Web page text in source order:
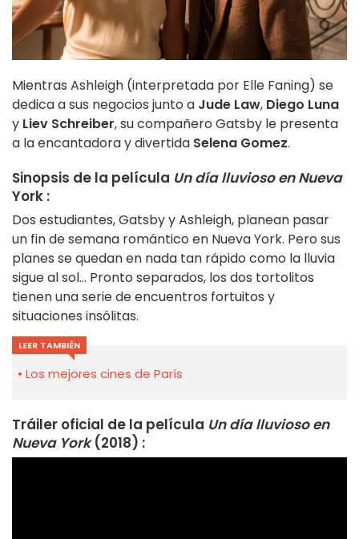
Mientras Ashleigh (interpretada por Elle Faning) se
dedica a sus negocios junto a Jude Law, Diego Luna
y Liev Schreiber, su compañero Gatsby le presenta
a la encantadora y divertida Selena Gomez.
Sinopsis de la película Un día lluvioso en Nueva
York :
Dos estudiantes, Gatsby y Ashleigh, planean pasar
un fin de semana romántico en Nueva York. Pero sus
planes se quedan en nada tan rápido como la lluvia
sigue al sol... Pronto separados, los dos tortolitos
tienen una serie de encuentros fortuitos y
situaciones insólitas.
LEER TAMBIÉN
Los mejores cines de París
Tráiler oficial de la película Un día lluvioso en
Nueva York(2018) :